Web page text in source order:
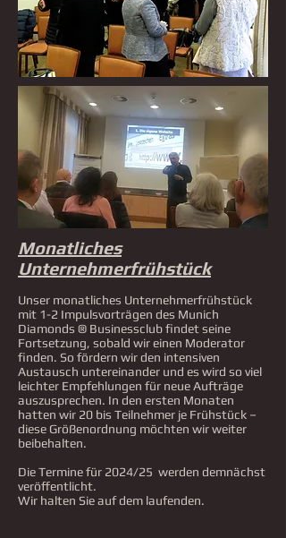
Monatliches
Unternehmerfrühstück
Unser monatliches Unternehmerfrühstück
mit 1-2 Impulsvorträgen des Munich
Diamonds ® Businessclub findet seine
Fortsetzung, sobald wir einen Moderator
finden. So fördern wir den intensiven
Austausch untereinander und es wird so viel
leichter Empfehlungen für neue Aufträge
auszusprechen. In den ersten Monaten
hatten wir 20 bis Teilnehmer je Frühstück –
diese Größenordnung möchten wir weiter
beibehalten.
Die Termine für 2024/25 werden demnächst
veröffentlicht.
Wir halten Sie auf dem laufenden.